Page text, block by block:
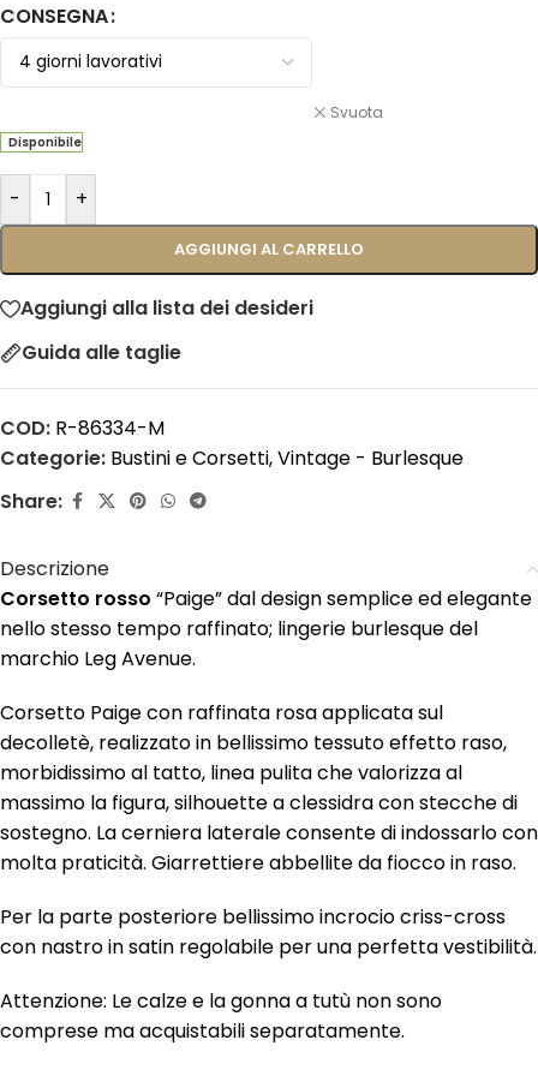
CONSEGNA
Svuota
Disponibile
- +
AGGIUNGI AL CARRELLO
Aggiungi alla lista dei desideri
Guida alle taglie
COD: R-86334-M
Categorie: Bustini e Corsetti,Vintage - Burlesque
Share:
Descrizione
Corsetto rosso “Paige” dal design semplice ed elegante
nello stesso tempo raffinato; lingerie burlesque del
marchio Leg Avenue.
Corsetto Paige con raffinata rosa applicata sul
decolletè, realizzato in bellissimo tessuto effetto raso,
morbidissimo al tatto, linea pulita che valorizza al
massimo la figura, silhouette a clessidra con stecche di
sostegno. La cerniera laterale consente di indossarlo con
molta praticità. Giarrettiere abbellite da fiocco in raso.
Per la parte posteriore bellissimo incrocio criss-cross
con nastro in satin regolabile per una perfetta vestibilità.
Attenzione: Le calze e la gonna a tutù non sono
comprese ma acquistabili separatamente.